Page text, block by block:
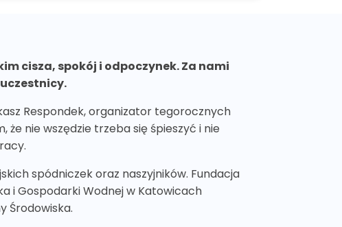
cisza, spokój i odpoczynek. Za nami
Respondek, organizator tegorocznych
nie wszędzie trzeba się śpieszyć i nie
spódniczek oraz naszyjników. Fundacja
i Gospodarki Wodnej w Katowicach
Środowiska.